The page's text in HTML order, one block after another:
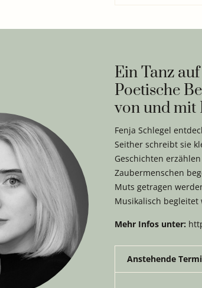
Ein Tanz
Poetische
von und mit
Fenja Schlegel
Seither schreibt sie
Geschichten
Zaubermenschen
Muts getragen
Musikalisch begleitet
Mehr Infos unter:
Anstehende